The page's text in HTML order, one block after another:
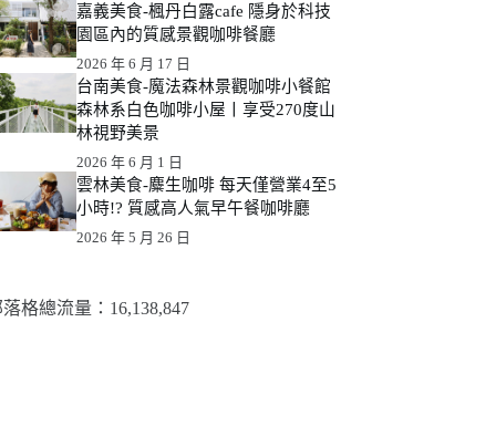
嘉義美食-楓丹白露cafe 隱身於科技
園區內的質感景觀咖啡餐廳
2026 年 6 月 17 日
台南美食-魔法森林景觀咖啡小餐館
森林系白色咖啡小屋丨享受270度山
林視野美景
2026 年 6 月 1 日
雲林美食-麋生咖啡 每天僅營業4至5
小時!? 質感高人氣早午餐咖啡廳
2026 年 5 月 26 日
格總流量：​16,138,847